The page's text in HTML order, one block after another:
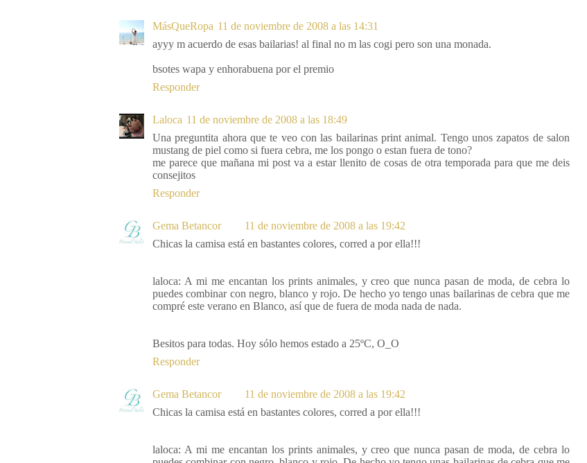
MásQueRopa 11 de noviembre de 2008 a las 14:31
ayyy m acuerdo de esas bailarias! al final no m las cogi pero son una monada.
bsotes wapa y enhorabuena por el premio
Responder
Laloca 11 de noviembre de 2008 a las 18:49
Una preguntita ahora que te veo con las bailarinas print animal. Tengo unos zapatos de salon
mustang de piel como si fuera cebra, me los pongo o estan fuera de tono?
me parece que mañana mi post va a estar llenito de cosas de otra temporada para que me deis
consejitos
Responder
Gema Betancor
11 de noviembre de 2008 a las 19:42
Chicas la camisa está en bastantes colores, corred a por ella!!!
laloca: A mi me encantan los prints animales, y creo que nunca pasan de moda, de cebra lo
puedes combinar con negro, blanco y rojo. De hecho yo tengo unas bailarinas de cebra que me
compré este verano en Blanco, así que de fuera de moda nada de nada.
Besitos para todas. Hoy sólo hemos estado a 25ºC, O_O
Responder
Gema Betancor
11 de noviembre de 2008 a las 19:42
Chicas la camisa está en bastantes colores, corred a por ella!!!
laloca: A mi me encantan los prints animales, y creo que nunca pasan de moda, de cebra lo